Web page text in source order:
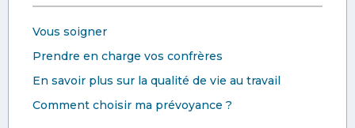
Vous soigner
Prendre en charge vos confrères
En savoir plus sur la qualité de vie au travail
Comment choisir ma prévoyance ?